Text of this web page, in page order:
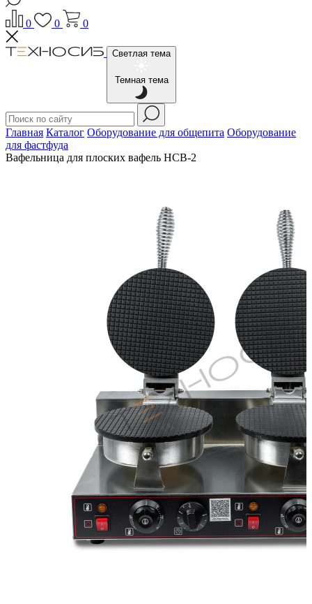
0 0 0
Светлая тема
Темная тема
Главная Каталог Оборудование для общепита Оборудование
для фастфуда
Вафельница для плоских вафель HCB-2